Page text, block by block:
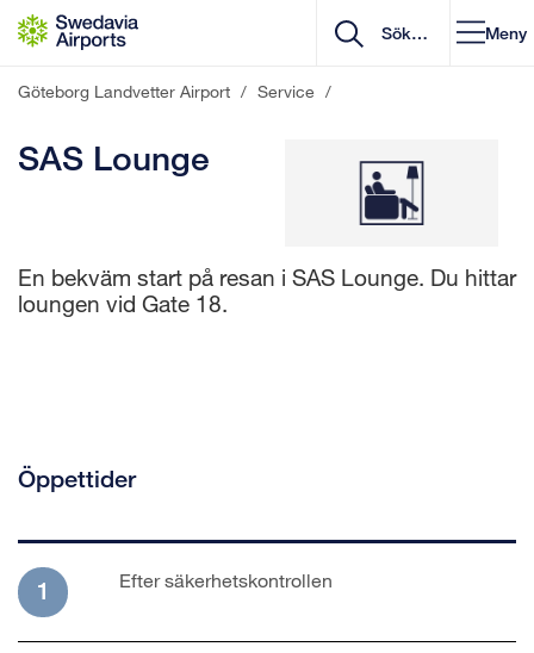
Gå till innehåll
Meny
Göteborg Landvetter Airport / Service /
SAS Lounge
En bekväm start på resan i SAS Lounge. Du hittar
loungen vid Gate 18.
Öppettider
1 Efter säkerhetskontrollen